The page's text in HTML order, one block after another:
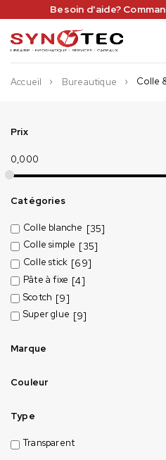
Besoin d'aide?
Accueil Bureautique Colle
Prix
0,000
Catégories
Colle blanche [35]
Colle simple [35]
Colle stick [69]
Pâte à fixe [4]
Scotch [9]
Super glue [9]
Marque
Couleur
Type
Transparent